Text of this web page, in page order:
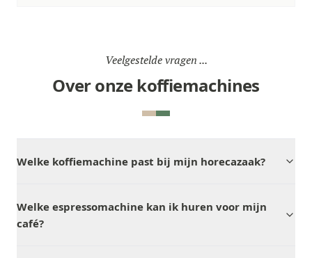
Veelgestelde vragen ...
Over onze koffiemachines
Welke koffiemachine past bij mijn horecazaak?
Welke espressomachine kan ik huren voor mijn
café?